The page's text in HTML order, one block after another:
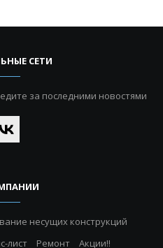
СЕТИ
за последними новостями
несущих конструкций
лист Ремонт Акции!!